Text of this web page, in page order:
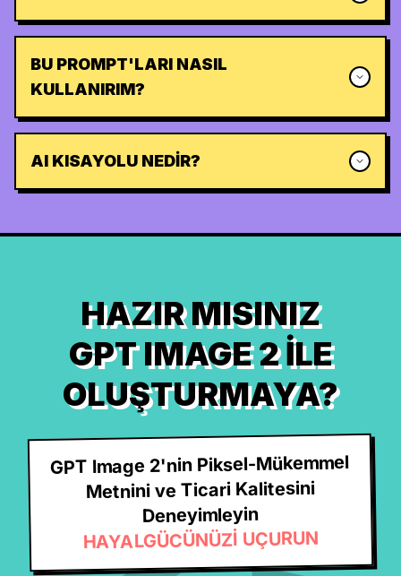
BU PROMPT'LARI NASIL
KULLANIRIM?
AI KISAYOLU NEDIR?
HAZIR MISINIZ
GPT IMAGE 2 ILE
OLUŞTURMAYA?
GPT Image 2'nin Piksel-Mükemmel
Metnini ve Ticari Kalitesini
Deneyimleyin
HAYALGÜCÜNÜZİ UÇURUN